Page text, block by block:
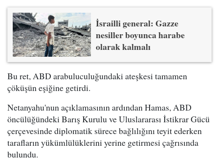
İsrailli general: Gazze
nesiller boyunca harabe
olarak kalmalı
Bu ret, ABD arabuluculuğundaki ateşkesi tamamen
çöküşün eşiğine getirdi.
Netanyahu'nun açıklamasının ardından Hamas, ABD
öncülüğündeki Barış Kurulu ve Uluslararası İstikrar Gücü
çerçevesinde diplomatik sürece bağlılığını teyit ederken
tarafların yükümlülüklerini yerine getirmesi çağrısında
bulundu.